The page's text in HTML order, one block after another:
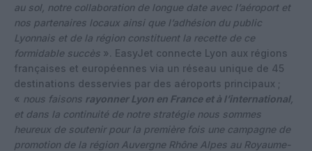
au sol, notre collaboration de longue date avec l’aéroport et
nos partenaires locaux ainsi que l’adhésion du public
Lyonnais et de la région constituent la recette de ce
formidable succès ». EasyJet connecte Lyon aux régions
françaises et européennes via un réseau unique de 45
destinations desservies par des aéroports principaux ;
« nous faisons rayonner Lyon en France et à l’international,
et dans la continuité de notre stratégie nous sommes
heureux de soutenir pour la première fois une campagne de
promotion de la région Auvergne Rhône Alpes au Royaume-